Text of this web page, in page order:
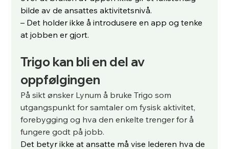
bilde av de ansattes aktivitetsnivå.
– Det holder ikke å introdusere en app og tenke
at jobben er gjort.
Trigo kan bli en del av
oppfølgingen
På sikt ønsker Lynum å bruke Trigo som
utgangspunkt for samtaler om fysisk aktivitet,
forebygging og hva den enkelte trenger for å
fungere godt på jobb.
Det betyr ikke at ansatte må vise lederen hva de